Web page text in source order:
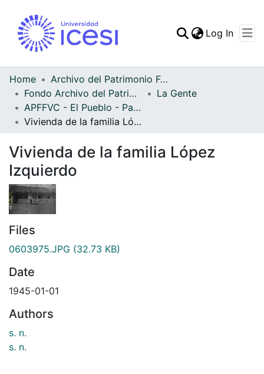
Statistics
Log In
Home
Archivo del Patrimonio Fotográfico y Fílmico del Valle del Cauca
Fondo Archivo del Patrimonio Fotográfico y Fílmico del Valle del Cauca
La Gente
APFFVC - El Pueblo - Patrimonial
Vivienda de la familia López Izquierdo
Vivienda de la familia López
Izquierdo
Files
0603975.JPG (32.73 KB)
Date
1945-01-01
Authors
s. n.
s. n.